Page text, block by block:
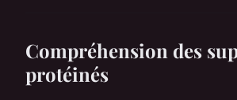
Compréhension des
protéinés